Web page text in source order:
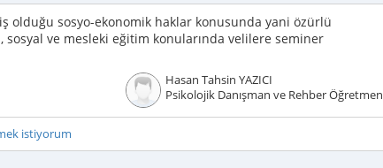
olduğu sosyo-ekonomik haklar konusunda yani özürlü
sosyal ve mesleki eğitim konularında velilere seminer
Hasan Tahsin YAZICI
Psikolojik Danışman ve Rehber Öğretmen
istiyorum